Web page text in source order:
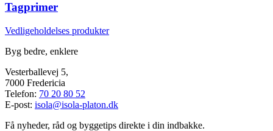
Tagprimer
Vedligeholdelses produkter
Byg bedre, enklere
Vesterballevej 5,
7000 Fredericia
Telefon: 70 20 80 52
E-post: isola@isola-platon.dk
Få nyheder, råd og byggetips direkte i din indbakke.